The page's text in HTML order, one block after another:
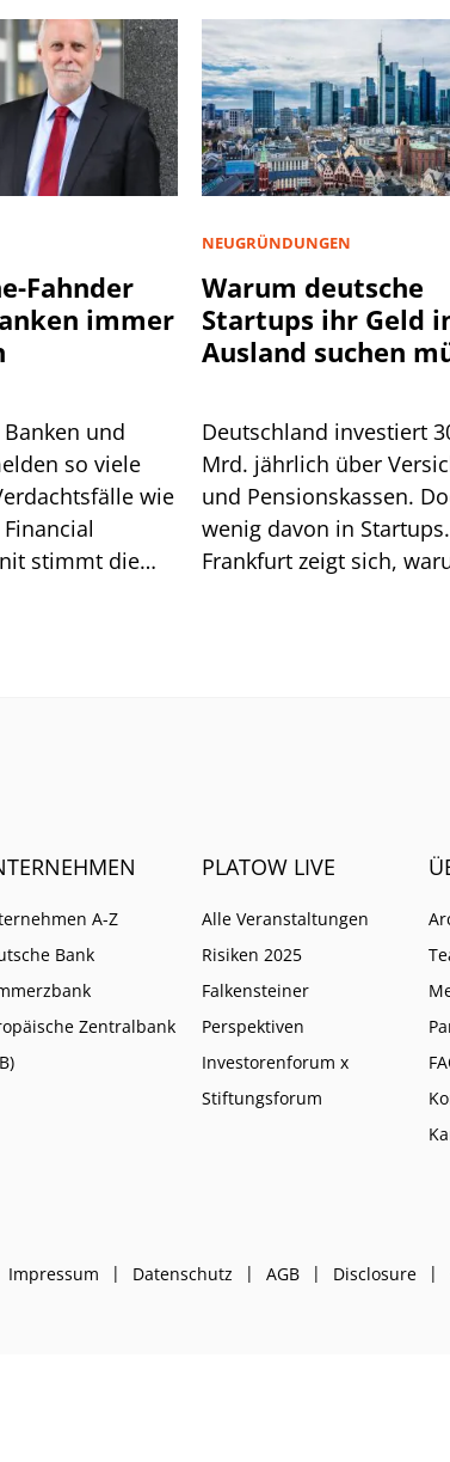
Fahnder
immer
und
so viele
wie
stimmt die
NEUGRÜNDUNGEN
Warum deutsche
Startups ihr Geld
Ausland suchen
Deutschland investiert
Mrd. jährlich über
und Pensionskassen.
wenig davon in
Frankfurt zeigt sich,
A-Z
Bank
Zentralbank
PLATOW LIVE
Alle Veranstaltungen
Risiken 2025
Falkensteiner
Perspektiven
Investorenforum x
Stiftungsforum
Impressum Datenschutz AGB Disclosure